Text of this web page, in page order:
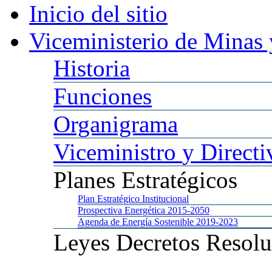
Inicio del sitio
Viceministerio de Minas
Historia
Funciones
Organigrama
Viceministro y
Planes Estratégicos
Plan Estratégico Institucional
Prospectiva Energética 2015-2050
Agenda de Energía Sostenible 2019-2023
Leyes Decretos